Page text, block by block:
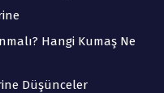
Hangi Kumaş Ne
Düşünceler